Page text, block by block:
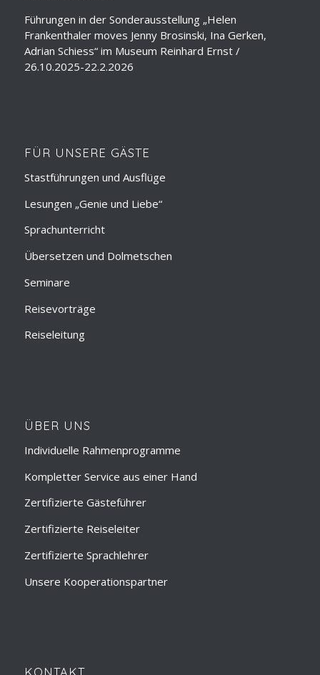
Führungen in der Sonderausstellung „Helen
Frankenthaler moves Jenny Brosinski, Ina Gerken,
Adrian Schiess“ im Museum Reinhard Ernst /
26.10.2025-22.2.2026
FÜR UNSERE GÄSTE
Stastführungen und Ausflüge
Lesungen „Genie und Liebe“
Sprachunterricht
Übersetzen und Dolmetschen
Seminare
Reisevorträge
Reiseleitung
ÜBER UNS
Individuelle Rahmenprogramme
Kompletter Service aus einer Hand
Zertifizierte Gästeführer
Zertifizierte Reiseleiter
Zertifizierte Sprachlehrer
Unsere Kooperationspartner